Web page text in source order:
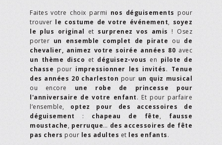
Faites votre choix parmi nos déguisements pour
trouver le costume de votre événement, soyez
le plus original et surprenez vos amis ! Osez
porter un ensemble complet de pirate ou de
chevalier, animez votre soirée années 80 avec
un thème disco et déguisez-vous en pilote de
chasse pour impressionner les invités. Tenue
des années 20 charleston pour un quiz musical
ou encore une robe de princesse pour
l'anniversaire de votre enfant. Et pour parfaire
l’ensemble, optez pour des accessoires de
déguisement : chapeau de fête, fausse
moustache, perruque… des accessoires de fête
pas chers pour les adultes et les enfants.